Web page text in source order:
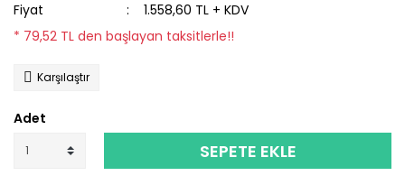
Fiyat
1.558,60 TL + KDV
* 79,52 TL den başlayan taksitlerle!!
Karşılaştır
Adet
SEPETE EKLE